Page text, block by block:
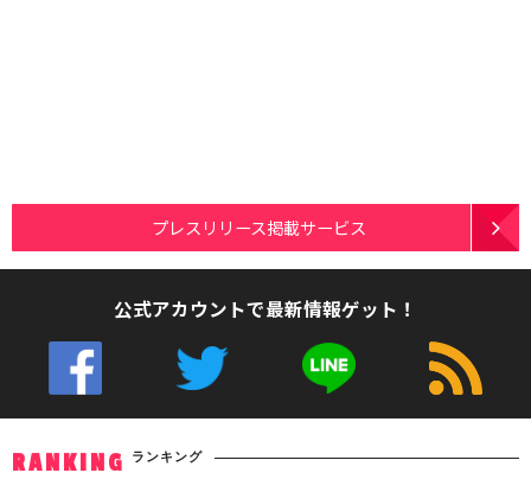
プレスリリース掲載サービス
公式アカウントで最新情報ゲット！
RANKING ランキング